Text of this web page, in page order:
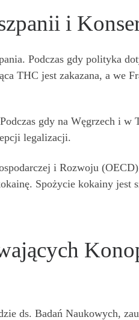
i
Podczas gdy polityka
THC jest zakazana, a we
gdy na Węgrzech i w
legalizacji.
i Rozwoju
Spożycie kokainy jest
ds. Badań Naukowych,